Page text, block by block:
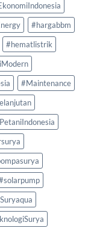
#hargabbm
#hematlistrik
#Maintenance